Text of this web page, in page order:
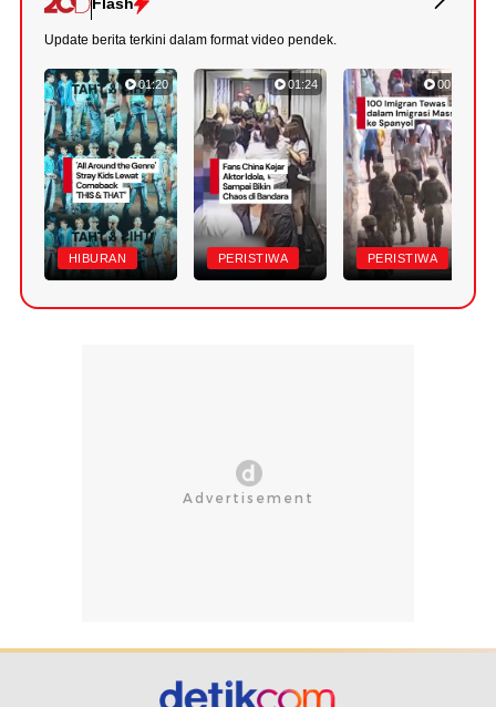
Flash
Update berita terkini dalam format video pendek.
01:20
HIBURAN
01:24
PERISTIWA
00:42
PERISTIWA